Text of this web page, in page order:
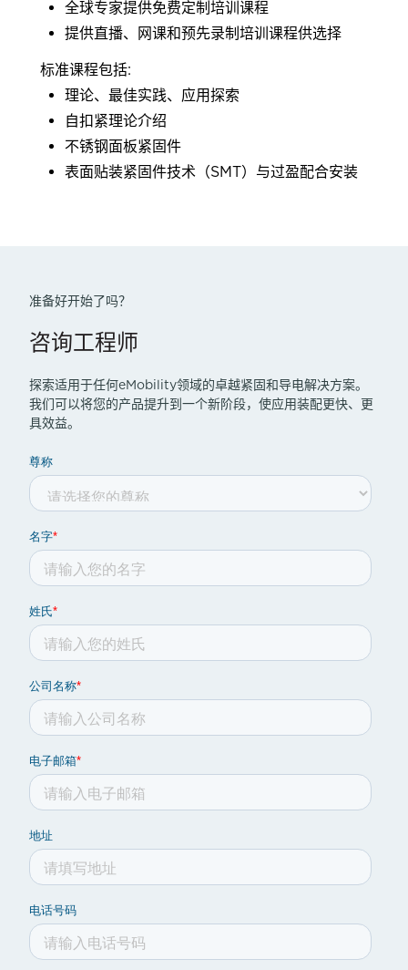
全球专家提供免费定制培训课程
提供直播、网课和预先录制培训课程供选择
标准课程包括:
理论、最佳实践、应用探索
自扣紧理论介绍
不锈钢面板紧固件
表面贴装紧固件技术（SMT）与过盈配合安装
准备好开始了吗？
咨询工程师
探索适用于任何eMobility领域的卓越紧固和导电解决方案。
我们可以将您的产品提升到一个新阶段，使应用装配更快、更
具效益。